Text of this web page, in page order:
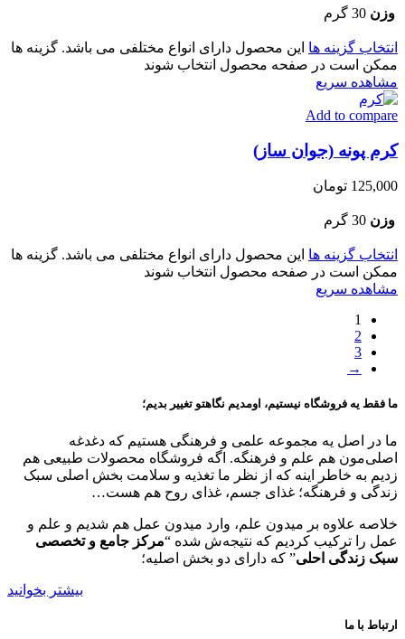
وزن 30 گرم
انتخاب گزینه ها این محصول دارای انواع مختلفی می باشد. گزینه ها
ممکن است در صفحه محصول انتخاب شوند
مشاهده سریع
Add to compare
کرم پونه (جوان ساز)
125,000 تومان
وزن 30 گرم
انتخاب گزینه ها این محصول دارای انواع مختلفی می باشد. گزینه ها
ممکن است در صفحه محصول انتخاب شوند
مشاهده سریع
1
2
3
→
ما فقط یه فروشگاه نیستیم، اومدیم نگاهتو تغییر بدیم؛
ما در اصل یه مجموعه علمی و فرهنگی هستیم که دغدغه
اصلی‌مون هم علم و فرهنگه. اگه فروشگاه محصولات طبیعی هم
زدیم به خاطر اینه که از نظر ما تغذیه و سلامت بخش اصلی سبک
زندگی و فرهنگه؛ غذای جسم، غذای روح هم هست…
خلاصه علاوه بر میدون علم، وارد میدون عمل هم شدیم و علم و
عمل را ترکیب کردیم که نتیجه‌ش شده “مرکز جامع و تخصصی
سبک زندگی احلی” که دارای دو بخش اصلیه؛
بیشتر بخوانید
ارتباط با ما